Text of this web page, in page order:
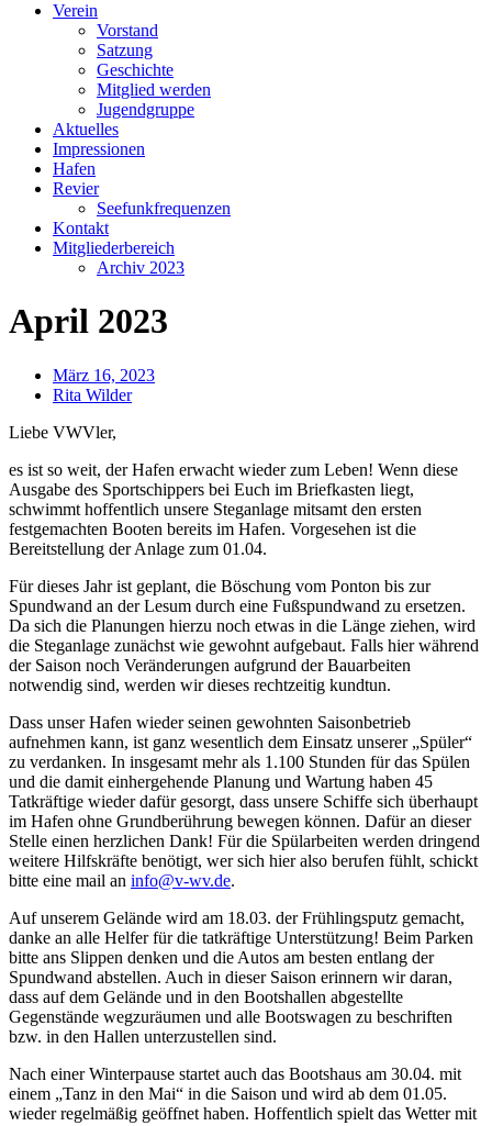
Verein
Vorstand
Satzung
Geschichte
Mitglied werden
Jugendgruppe
Aktuelles
Impressionen
Hafen
Revier
Seefunkfrequenzen
Kontakt
Mitgliederbereich
Archiv 2023
April 2023
März 16, 2023
Rita Wilder
Liebe VWVler,
es ist so weit, der Hafen erwacht wieder zum Leben! Wenn diese
Ausgabe des Sportschippers bei Euch im Briefkasten liegt,
schwimmt hoffentlich unsere Steganlage mitsamt den ersten
festgemachten Booten bereits im Hafen. Vorgesehen ist die
Bereitstellung der Anlage zum 01.04.
Für dieses Jahr ist geplant, die Böschung vom Ponton bis zur
Spundwand an der Lesum durch eine Fußspundwand zu ersetzen.
Da sich die Planungen hierzu noch etwas in die Länge ziehen, wird
die Steganlage zunächst wie gewohnt aufgebaut. Falls hier während
der Saison noch Veränderungen aufgrund der Bauarbeiten
notwendig sind, werden wir dieses rechtzeitig kundtun.
Dass unser Hafen wieder seinen gewohnten Saisonbetrieb
aufnehmen kann, ist ganz wesentlich dem Einsatz unserer „Spüler“
zu verdanken. In insgesamt mehr als 1.100 Stunden für das Spülen
und die damit einhergehende Planung und Wartung haben 45
Tatkräftige wieder dafür gesorgt, dass unsere Schiffe sich überhaupt
im Hafen ohne Grundberührung bewegen können. Dafür an dieser
Stelle einen herzlichen Dank! Für die Spülarbeiten werden dringend
weitere Hilfskräfte benötigt, wer sich hier also berufen fühlt, schickt
bitte eine mail an info@v-wv.de.
Auf unserem Gelände wird am 18.03. der Frühlingsputz gemacht,
danke an alle Helfer für die tatkräftige Unterstützung! Beim Parken
bitte ans Slippen denken und die Autos am besten entlang der
Spundwand abstellen. Auch in dieser Saison erinnern wir daran,
dass auf dem Gelände und in den Bootshallen abgestellte
Gegenstände wegzuräumen und alle Bootswagen zu beschriften
bzw. in den Hallen unterzustellen sind.
Nach einer Winterpause startet auch das Bootshaus am 30.04. mit
einem „Tanz in den Mai“ in die Saison und wird ab dem 01.05.
wieder regelmäßig geöffnet haben. Hoffentlich spielt das Wetter mit